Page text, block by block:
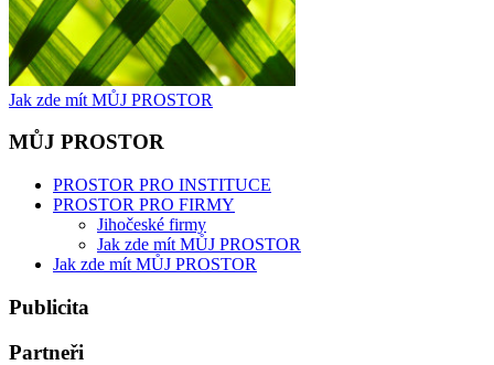
Jak zde mít MŮJ PROSTOR
MŮJ PROSTOR
PROSTOR PRO INSTITUCE
PROSTOR PRO FIRMY
Jihočeské firmy
Jak zde mít MŮJ PROSTOR
Jak zde mít MŮJ PROSTOR
Publicita
Partneři